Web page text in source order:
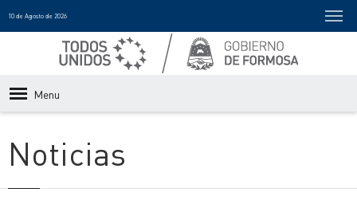
10 de Agosto de 2026
Menu
Noticias